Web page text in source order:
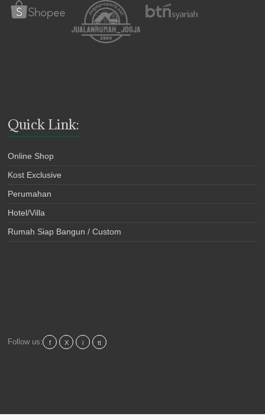
Quick Link:
Online Shop
Kost Exclusive
Perumahan
Hotel/Villa
Rumah Siap Bangun / Custom
Follow us: f X i tt